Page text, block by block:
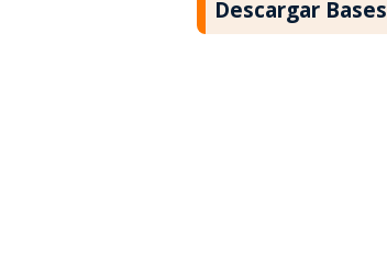
Descargar Bases